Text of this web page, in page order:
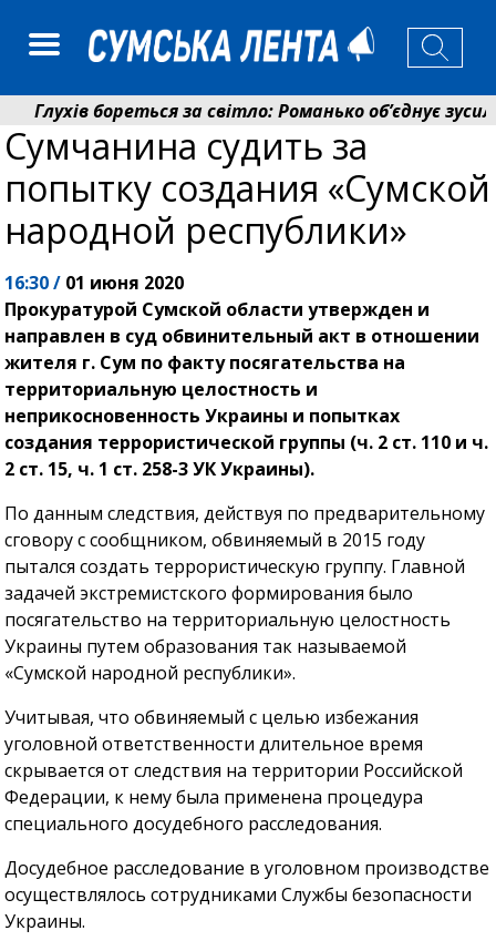
Глухів бореться за світло: Романько об’єднує
Пенсійний фонд Сумщини спрямував 0,2 млрд грн на
Сумчанина судить за
попытку создания «Сумской
народной республики»
16:30 / 01 июня 2020
Прокуратурой Сумской области утвержден и
направлен в суд обвинительный акт в отношении
жителя г. Сум по факту посягательства на
территориальную целостность и
неприкосновенность Украины и попытках
создания террористической группы (ч. 2 ст. 110 и ч.
2 ст. 15, ч. 1 ст. 258-3 УК Украины).
По данным следствия, действуя по предварительному
сговору с сообщником, обвиняемый в 2015 году
пытался создать террористическую группу. Главной
задачей экстремистского формирования было
посягательство на территориальную целостность
Украины путем образования так называемой
«Сумской народной республики».
Учитывая, что обвиняемый с целью избежания
уголовной ответственности длительное время
скрывается от следствия на территории Российской
Федерации, к нему была применена процедура
специального досудебного расследования.
Досудебное расследование в уголовном производстве
осуществлялось сотрудниками Службы безопасности
Украины.